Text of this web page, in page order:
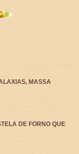
MASSA
DE FORNO QUE